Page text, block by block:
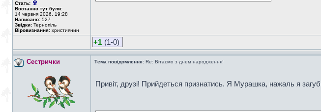
Стать:
Востаннє тут були:
14 червня 2026, 19:28
Написано: 527
Звідки: Тернопіль
Віровизнання: християнин
+1 (1-0)
Сестрички Тема повідомлення: Re: Вітаємо з днем народження!
Привіт, друзі! Прийдеться признатись. Я Мурашка, нажаль я